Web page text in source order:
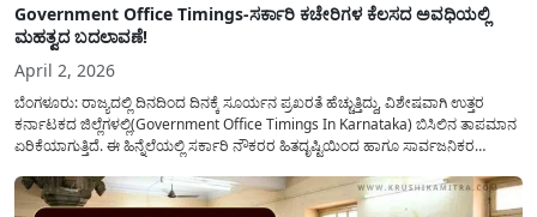
Government Office Timings-ಸರ್ಕಾರಿ ಕಚೇರಿಗಳ ಕೆಲಸದ ಅವಧಿಯಲ್ಲಿ
ಮಹತ್ವದ ಬದಲಾವಣೆ!
April 2, 2026
ಬೆಂಗಳೂರು: ರಾಜ್ಯದಲ್ಲಿ ದಿನದಿಂದ ದಿನಕ್ಕೆ ಸೂರ್ಯನ ಪ್ರಖರತೆ ಹೆಚ್ಚುತ್ತಿದ್ದು, ವಿಶೇಷವಾಗಿ ಉತ್ತರ
ಕರ್ನಾಟಕದ ಜಿಲ್ಲೆಗಳಲ್ಲಿ(Government Office Timings In Karnataka) ಬಿಸಿಲಿನ ತಾಪಮಾನ
ಏರಿಕೆಯಾಗುತ್ತಿದೆ. ಈ ಹಿನ್ನೆಲೆಯಲ್ಲಿ ಸರ್ಕಾರಿ ನೌಕರರ ಹಿತದೃಷ್ಟಿಯಿಂದ ಹಾಗೂ ಸಾರ್ವಜನಿಕರ
ಮತ್ತು ಕಲ್ಯಾಣ ಕರ್ನಾಟಕದ ಒಟ್ಟು 9 ಜಿಲ್ಲೆಗಳಲ್ಲಿ ಏಪ್ರಿಲ್...